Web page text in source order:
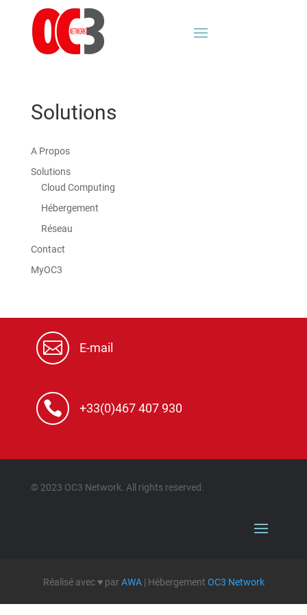
Solutions
A Propos
Solutions
Cloud Computing
Hébergement
Réseau
Contact
MyOC3
 E-mail
 +33(0)467 407 930
© 2023 OC3 Network. All rights reserved.
Réalisé avec ♥parAWA | Hébergement OC3 Network